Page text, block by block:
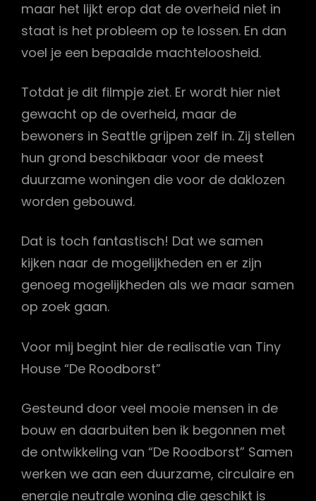
maar het lijkt erop dat de overheid niet in
staat is het probleem op te lossen. En dan
voel je een bepaalde machteloosheid.
Totdat je dit filmpje ziet. Er wordt hier niet
gewacht op de overheid, maar de
bewoners in Seattle grijpen zelf in. Zij stellen
hun grond beschikbaar voor de meest
duurzame woningen die voor de daklozen
worden gebouwd.
Dat is toch fantastisch! Dat we samen
kijken naar de mogelijkheden en er zijn
genoeg mogelijkheden als we maar samen
op zoek gaan.
Voor mij begint hier de realisatie van Tiny
House “De Roodborst”
Gesteund door veel mooie mensen in de
bouw en daarbuiten ben ik begonnen met
de ontwikkeling van “De Roodborst” Samen
werken we aan een duurzame, circulaire en
energie neutrale woning die geschikt is